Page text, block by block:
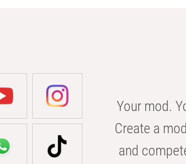
Your mod.
Create a
and